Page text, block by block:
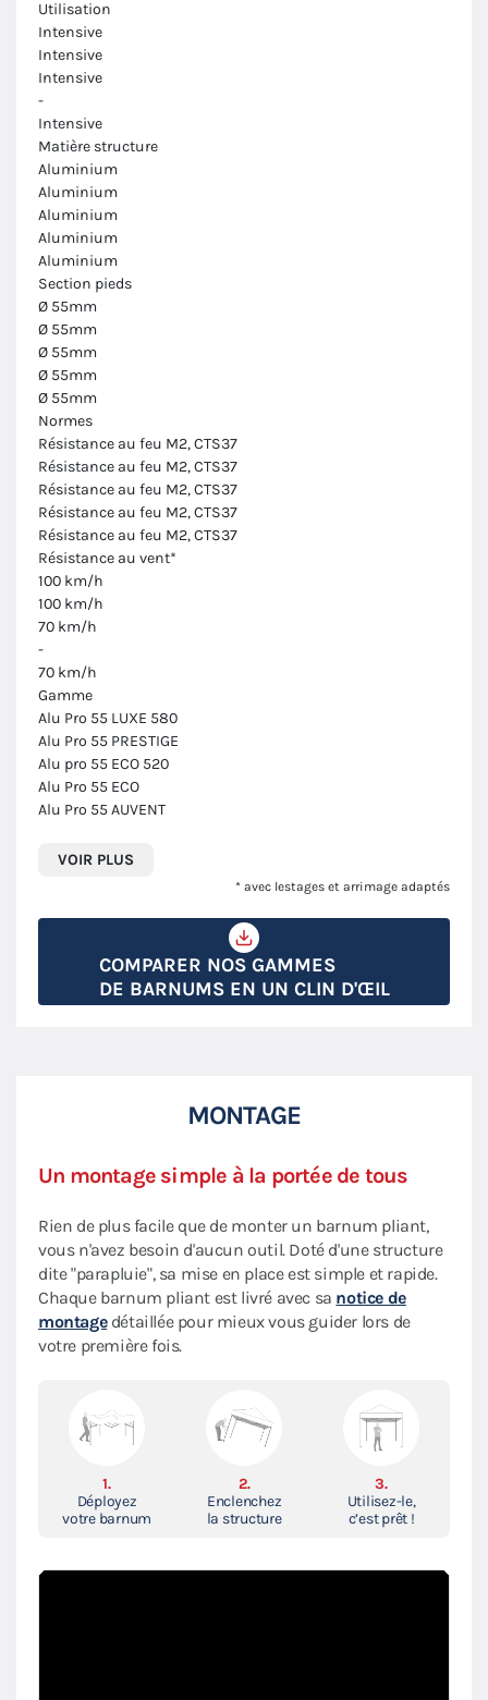
Utilisation
Intensive
Intensive
Intensive
-
Intensive
Matière structure
Aluminium
Aluminium
Aluminium
Aluminium
Aluminium
Section pieds
Ø 55mm
Ø 55mm
Ø 55mm
Ø 55mm
Ø 55mm
Normes
Résistance au feu M2, CTS37
Résistance au feu M2, CTS37
Résistance au feu M2, CTS37
Résistance au feu M2, CTS37
Résistance au feu M2, CTS37
Résistance au vent*
100 km/h
100 km/h
70 km/h
-
70 km/h
Gamme
Alu Pro 55 LUXE 580
Alu Pro 55 PRESTIGE
Alu pro 55 ECO 520
Alu Pro 55 ECO
Alu Pro 55 AUVENT
VOIR PLUS
* avec lestages et arrimage adaptés
COMPARER NOS GAMMES
DE BARNUMS EN UN CLIN D'ŒIL
MONTAGE
Un montage simple à la portée de tous
Rien de plus facile que de monter un barnum pliant,
vous n'avez besoin d'aucun outil. Doté d'une structure
dite "parapluie", sa mise en place est simple et rapide.
Chaque barnum pliant est livré avec sa notice de
montagedétaillée pour mieux vous guider lors de
votre première fois.
1.
Déployez
votre barnum
2.
Enclenchez
la structure
3.
Utilisez-le,
c’est prêt !